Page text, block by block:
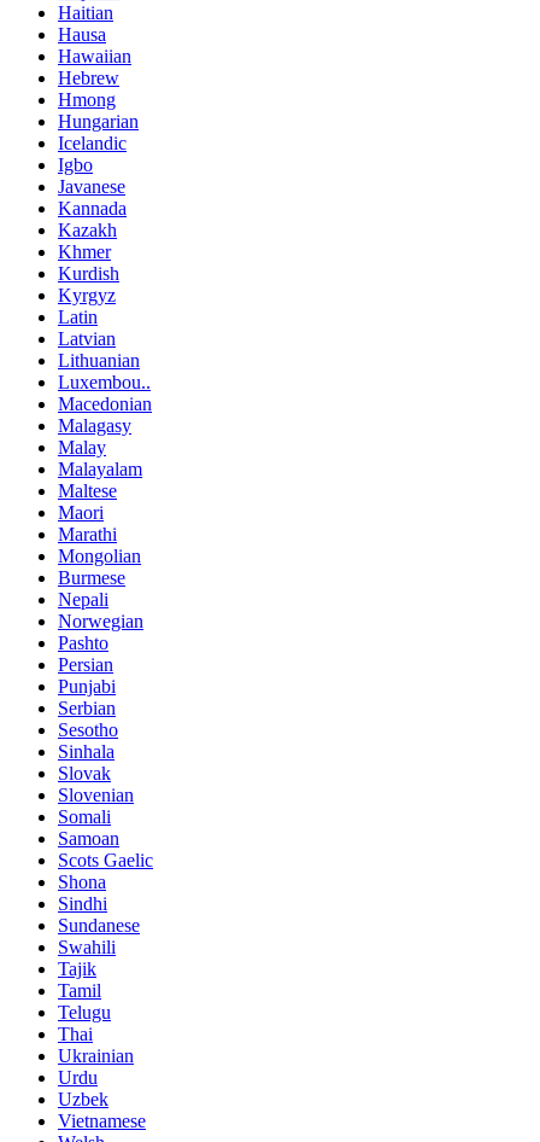
Haitian
Hausa
Hawaiian
Hebrew
Hmong
Hungarian
Icelandic
Igbo
Javanese
Kannada
Kazakh
Khmer
Kurdish
Kyrgyz
Latin
Latvian
Lithuanian
Luxembou..
Macedonian
Malagasy
Malay
Malayalam
Maltese
Maori
Marathi
Mongolian
Burmese
Nepali
Norwegian
Pashto
Persian
Punjabi
Serbian
Sesotho
Sinhala
Slovak
Slovenian
Somali
Samoan
Scots Gaelic
Shona
Sindhi
Sundanese
Swahili
Tajik
Tamil
Telugu
Thai
Ukrainian
Urdu
Uzbek
Vietnamese